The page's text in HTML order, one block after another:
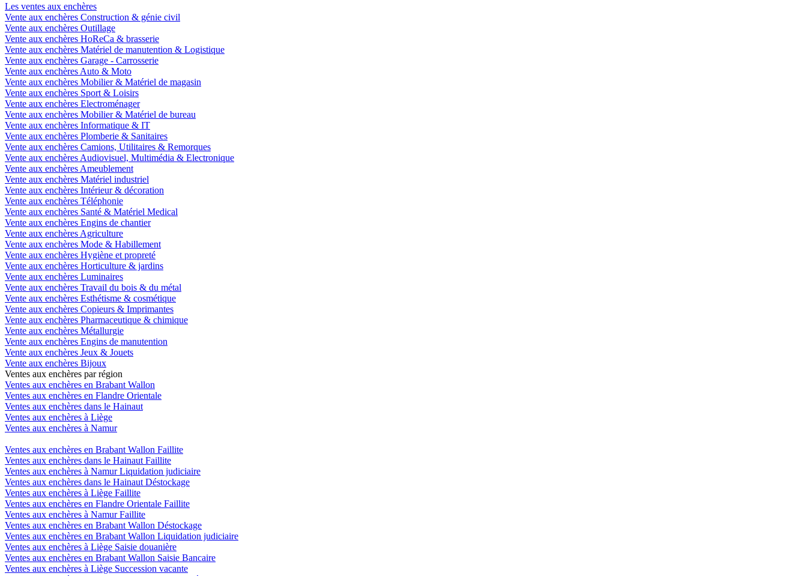
Les ventes aux enchères
Vente aux enchères Construction & génie civil
Vente aux enchères Outillage
Vente aux enchères HoReCa & brasserie
Vente aux enchères Matériel de manutention & Logistique
Vente aux enchères Garage - Carrosserie
Vente aux enchères Auto & Moto
Vente aux enchères Mobilier & Matériel de magasin
Vente aux enchères Sport & Loisirs
Vente aux enchères Electroménager
Vente aux enchères Mobilier & Matériel de bureau
Vente aux enchères Informatique & IT
Vente aux enchères Plomberie & Sanitaires
Vente aux enchères Camions, Utilitaires & Remorques
Vente aux enchères Audiovisuel, Multimédia & Electronique
Vente aux enchères Ameublement
Vente aux enchères Matériel industriel
Vente aux enchères Intérieur & décoration
Vente aux enchères Téléphonie
Vente aux enchères Santé & Matériel Medical
Vente aux enchères Engins de chantier
Vente aux enchères Agriculture
Vente aux enchères Mode & Habillement
Vente aux enchères Hygiène et propreté
Vente aux enchères Horticulture & jardins
Vente aux enchères Luminaires
Vente aux enchères Travail du bois & du métal
Vente aux enchères Esthétisme & cosmétique
Vente aux enchères Copieurs & Imprimantes
Vente aux enchères Pharmaceutique & chimique
Vente aux enchères Métallurgie
Vente aux enchères Engins de manutention
Vente aux enchères Jeux & Jouets
Vente aux enchères Bijoux
Ventes aux enchères par région
Ventes aux enchères en Brabant Wallon
Ventes aux enchères en Flandre Orientale
Ventes aux enchères dans le Hainaut
Ventes aux enchères à Liège
Ventes aux enchères à Namur
Ventes aux enchères en Brabant Wallon Faillite
Ventes aux enchères dans le Hainaut Faillite
Ventes aux enchères à Namur Liquidation judiciaire
Ventes aux enchères dans le Hainaut Déstockage
Ventes aux enchères à Liège Faillite
Ventes aux enchères en Flandre Orientale Faillite
Ventes aux enchères à Namur Faillite
Ventes aux enchères en Brabant Wallon Déstockage
Ventes aux enchères en Brabant Wallon Liquidation judiciaire
Ventes aux enchères à Liège Saisie douanière
Ventes aux enchères en Brabant Wallon Saisie Bancaire
Ventes aux enchères à Liège Succession vacante